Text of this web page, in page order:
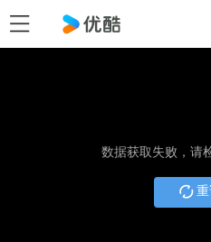
数据获取失败，请